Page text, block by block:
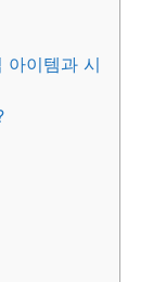
아이템과 시